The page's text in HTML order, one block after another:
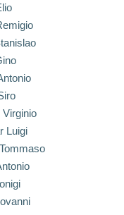
Virginio
Luigi